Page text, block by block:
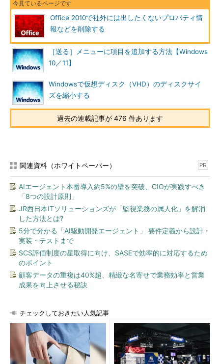
Office 2010で社外には出したくないプロパティ情
報などを削除する
［送る］メニューに項目を追加する方法【Windows
10／11】
Windowsで仮想ディスク（VHD）のディスクサイ
ズを縮小する
過去の連載記事が 476 件あります
関連資料（ホワイトペーパー） PR
AIエージェント本番導入約5%の壁を突破、CIOが実践すべき
「8つの設計原則」
JR西日本ITソリューションズが「監視業務の属人化」を解消
した方法とは?
5分で分かる「AI駆動開発エージェント」 要件定義から設計・
実装・テストまで
SCS評価制度の星取得に向け、SASEで効率的に対応するため
のポイント
顧客データの重複は40%超、精緻な名寄せで業務効率と営業
成果を向上させる秘訣
チェックしておきたい人気記事